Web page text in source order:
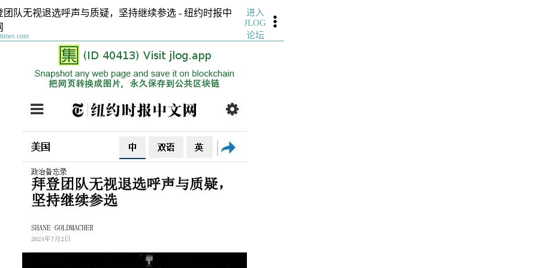
团队无视退选呼声与质疑，坚持继续参选 - 纽约时报中
进入
JLOG
论坛